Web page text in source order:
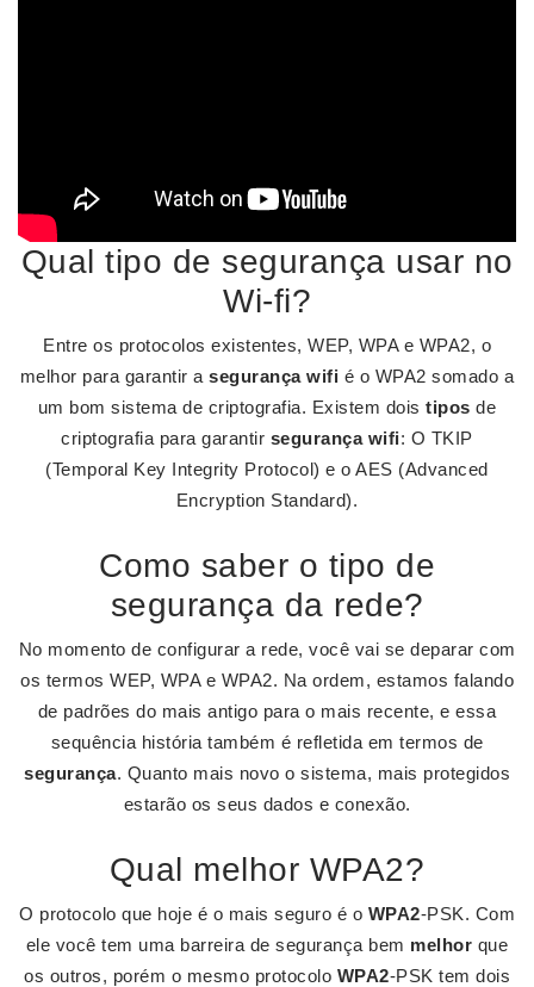
Qual tipo de segurança usar no
Wi-fi?
Entre os protocolos existentes, WEP, WPA e WPA2, o
melhor para garantir asegurança wifi é o WPA2 somado a
um bom sistema de criptografia. Existem doistipos de
criptografia para garantir segurança wifi: O TKIP
(Temporal Key Integrity Protocol) e o AES (Advanced
Encryption Standard).
Como saber o tipo de
segurança da rede?
No momento de configurar a rede, você vai se deparar com
os termos WEP, WPA e WPA2. Na ordem, estamos falando
de padrões do mais antigo para o mais recente, e essa
sequência história também é refletida em termos de
segurança. Quanto mais novo o sistema, mais protegidos
estarão os seus dados e conexão.
Qual melhor WPA2?
O protocolo que hoje é o mais seguro é o WPA2-PSK. Com
ele você tem uma barreira de segurança bem melhor que
os outros, porém o mesmo protocolo WPA2-PSK tem dois